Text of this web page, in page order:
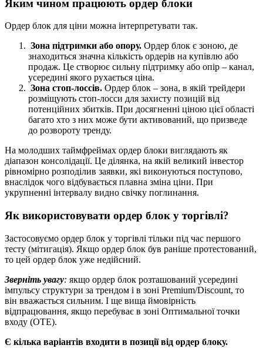
Яким чином працюють ордер блоки
Ордер блок для ціни можна інтерпретувати так.
Зона підтримки або опору. Ордер блок є зоною, де
знаходиться значна кількість ордерів на купівлю або
продаж. Це створює сильну підтримку або опір – канал,
усередині якого рухається ціна.
Зона стоп-лоссів. Ордер блок – зона, в якій трейдери
розміщують стоп-лосси для захисту позицій від
потенційних збитків. При досягненні ціною цієї області
багато хто з них може бути активований, що призведе
до розвороту тренду.
На молодших таймфреймах ордер блоки виглядають як
діапазон консолідації. Це ділянка, на якій великий інвестор
рівномірно розподілив заявки, які виконуються поступово,
внаслідок чого відбувається плавна зміна ціни. При
укрупненні інтервалу видно свічку поглинання.
Як використовувати ордер блок у торгівлі?
Застосовуємо ордер блок у торгівлі тільки під час першого
тесту (мітигація). Якщо ордер блок був раніше протестований,
то цей ордер блок уже недійсний.
Зверніть увагу: якщо ордер блок розташований усередині
імпульсу структури за трендом і в зоні Premium/Discount, то
він вважається сильним. І ще вища ймовірність
відпрацювання, якщо перебуває в зоні Оптимальної точки
входу (OTE).
Є кілька варіантів входити в позиції від ордер блоку.